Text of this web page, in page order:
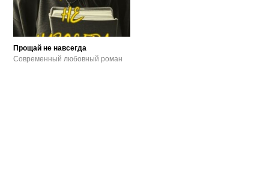
Прощай не навсегда
Современный любовный роман